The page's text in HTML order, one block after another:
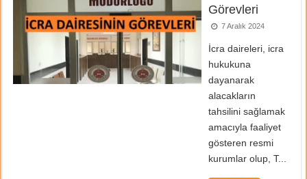
Görevleri
7 Aralık 2024
İcra daireleri, icra
hukukuna
dayanarak
alacakların
tahsilini sağlamak
amacıyla faaliyet
gösteren resmi
kurumlar olup, T...